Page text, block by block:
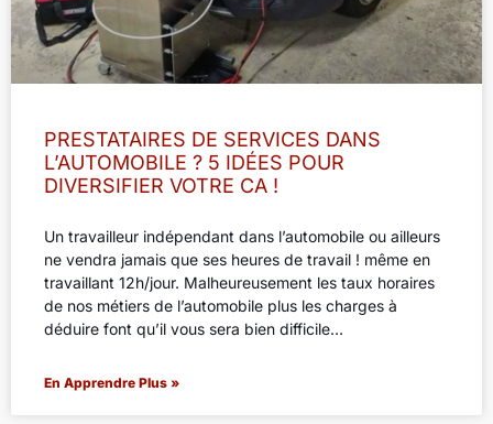
PRESTATAIRES DE SERVICES DANS
L’AUTOMOBILE ? 5 IDÉES POUR
DIVERSIFIER VOTRE CA !
Un travailleur indépendant dans l’automobile ou ailleurs
ne vendra jamais que ses heures de travail ! même en
travaillant 12h/jour. Malheureusement les taux horaires
de nos métiers de l’automobile plus les charges à
déduire font qu’il vous sera bien difficile…
En Apprendre Plus »